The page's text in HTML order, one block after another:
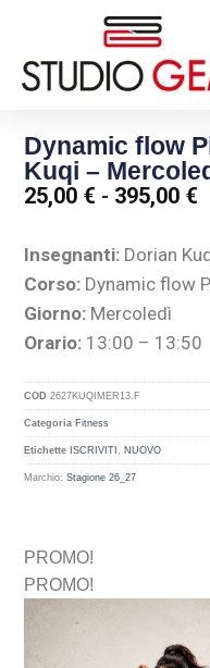
Dynamic flow
Kuqi –
25,00 € - 395,00 €
Insegnanti: Dorian
Corso: Dynamic flow
Giorno: Mercoledì
Orario: 13:00 – 13:50
COD2627KUQIMER13.F
Categoria Fitness
Etichette ISCRIVITI, NUOVO
Marchio:Stagione 26_27
PROMO!
PROMO!